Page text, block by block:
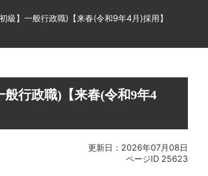
級】一般行政職)【来春(令和9年4月)採用】
行政職)【来春(令和9年4
更新日：2026年07月08日
ページID 25623